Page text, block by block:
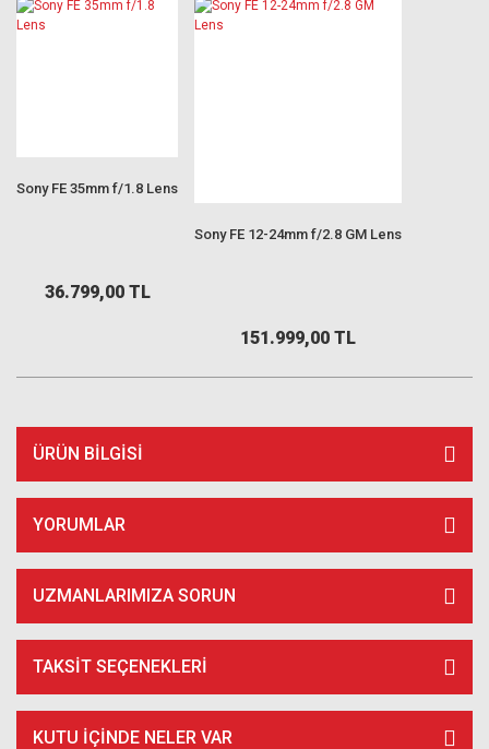
Sony FE 35mm f/1.8 Lens
36.799,00 TL
Sony FE 12-24mm f/2.8 GM Lens
151.999,00 TL
ÜRÜN BILGISI
YORUMLAR
UZMANLARIMIZA SORUN
TAKSIT SEÇENEKLERI
KUTU İÇİNDE NELER VAR